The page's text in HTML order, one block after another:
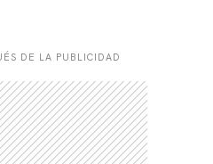
DE LA PUBLICIDAD